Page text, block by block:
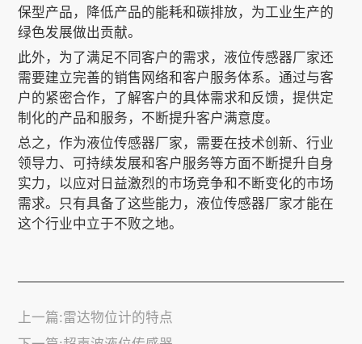
保型产品，降低产品的能耗和碳排放，为工业生产的
绿色发展做出贡献。
此外，为了满足不同客户的需求，液位传感器厂家还
需要建立完善的销售网络和客户服务体系。通过与客
户的紧密合作，了解客户的具体需求和反馈，提供定
制化的产品和服务，不断提升客户满意度。
总之，作为液位传感器厂家，需要在技术创新、行业
领导力、可持续发展和客户服务等方面不断提升自身
实力，以应对日益激烈的市场竞争和不断变化的市场
需求。只有具备了这些能力，液位传感器厂家才能在
这个行业中立于不败之地。
上一篇:雷达物位计的特点